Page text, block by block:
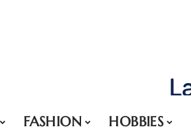
FASHION HOBBIES